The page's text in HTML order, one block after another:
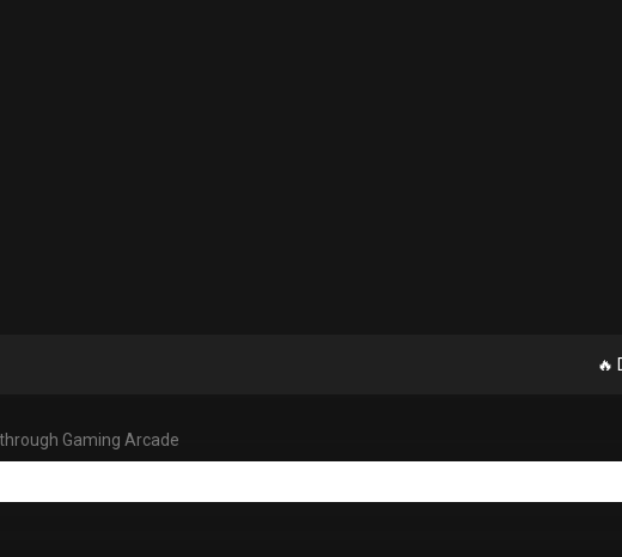
🔥
Gaming Arcade